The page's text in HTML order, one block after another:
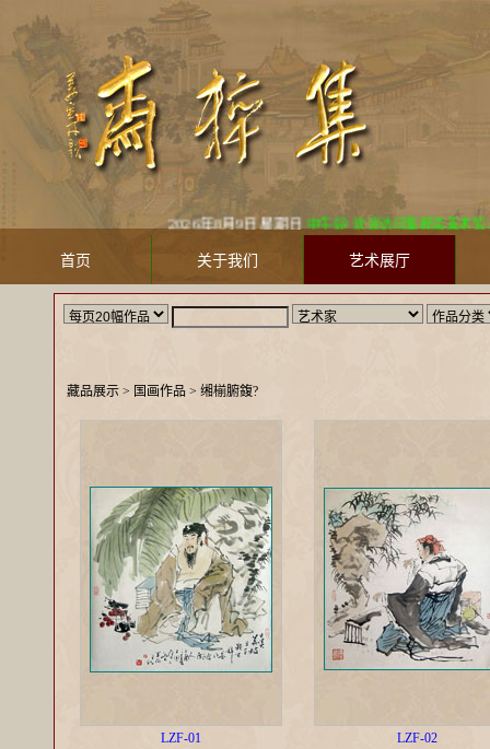
2026年8月9日 星期日 中午好! 欢迎访问集粹斋美术馆
首页 关于我们 艺术展厅
藏品展示 > 国画作品 > 缃椾腑鍑?
LZF-01
LZF-02